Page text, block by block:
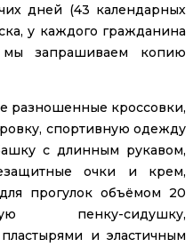
дней (43 календарных
у каждого гражданина
мы запрашиваем копию
разношенные кроссовки,
спортивную одежду
с длинным рукавом,
очки и крем,
прогулок объёмом 20
пенку-сидушку,
и эластичным